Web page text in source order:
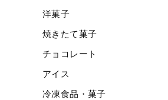
洋菓子
焼きたて菓子
チョコレート
アイス
冷凍食品・菓子